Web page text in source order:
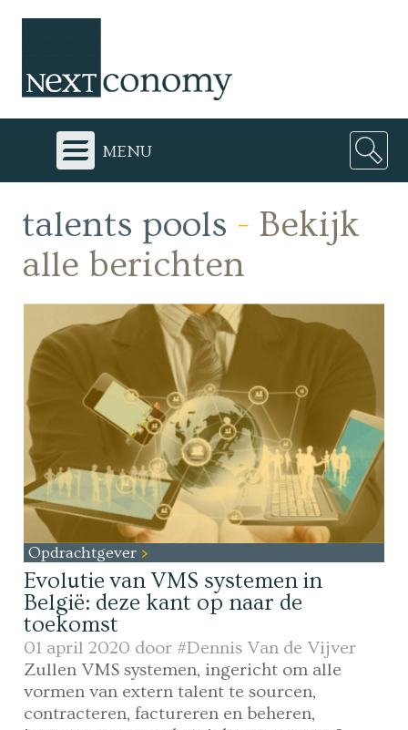
menu
talents pools - Bekijk
alle berichten
Opdrachtgever
Evolutie van VMS systemen in
België: deze kant op naar de
toekomst
01 april 2020 door #Dennis Van de Vijver
Zullen VMS systemen, ingericht om alle
vormen van extern talent te sourcen,
contracteren, factureren en beheren,